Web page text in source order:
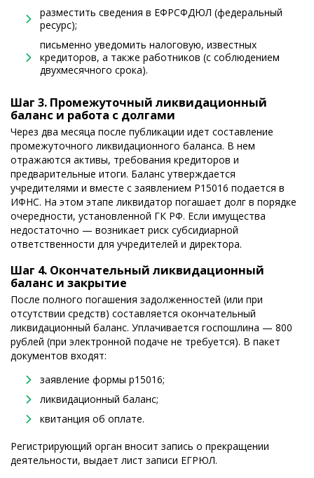
разместить сведения в ЕФРСФДЮЛ (федеральный
ресурс);
письменно уведомить налоговую, известных
кредиторов, а также работников (с соблюдением
двухмесячного срока).
Шаг 3. Промежуточный ликвидационный
баланс и работа с долгами
Через два месяца после публикации идет составление
промежуточного ликвидационного баланса. В нем
отражаются активы, требования кредиторов и
предварительные итоги. Баланс утверждается
учредителями и вместе с заявлением Р15016 подается в
ИФНС. На этом этапе ликвидатор погашает долг в порядке
очередности, установленной ГК РФ. Если имущества
недостаточно — возникает риск субсидиарной
ответственности для учредителей и директора.
Шаг 4. Окончательный ликвидационный
баланс и закрытие
После полного погашения задолженностей (или при
отсутствии средств) составляется окончательный
ликвидационный баланс. Уплачивается госпошлина — 800
рублей (при электронной подаче не требуется). В пакет
документов входят:
заявление формы р15016;
ликвидационный баланс;
квитанция об оплате.
Регистрирующий орган вносит запись о прекращении
деятельности, выдает лист записи ЕГРЮЛ.